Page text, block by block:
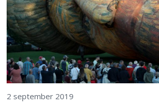
2 september 2019